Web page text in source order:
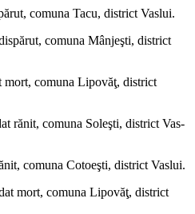
comuna Tacu, district Vaslui.
comuna Mânjeşti, district
mort, comuna Lipovăţ, district
rănit, comuna Soleşti, district Vas­
co­muna Cotoeşti, district Vaslui.
mort, comuna Lipovăţ, district